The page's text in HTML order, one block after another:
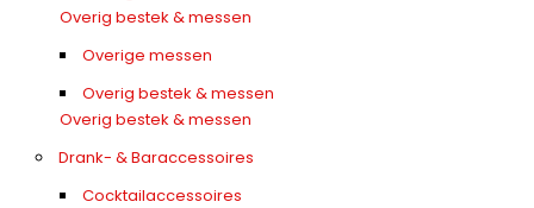
Overig bestek & messen
Overige messen
Overig bestek & messen
Overig bestek & messen
Drank- & Baraccessoires
Cocktailaccessoires